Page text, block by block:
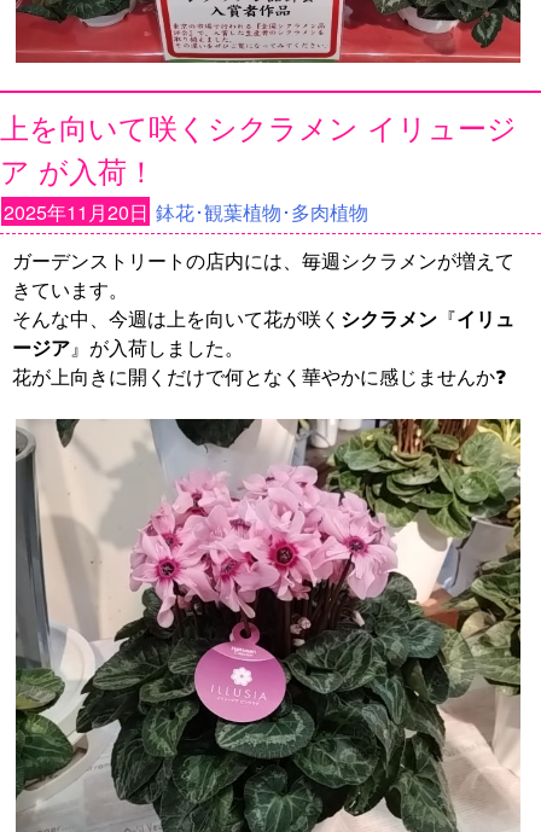
上を向いて咲くシクラメン イリュージ
ア が入荷！
2025年11月20日 鉢花･観葉植物･多肉植物
ガーデンストリートの店内には、毎週シクラメンが増えて
きています。
そんな中、今週は上を向いて花が咲く シクラメン 『イリュ
ージア』が入荷しました。
花が上向きに開くだけで何となく華やかに感じませんか❓